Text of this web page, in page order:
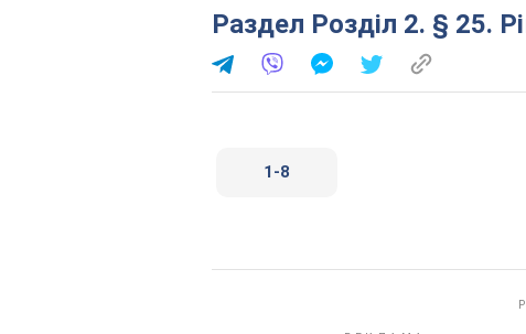
Раздел Розділ 2. § 25.
1-8